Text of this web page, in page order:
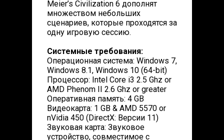
Meier’s Civilization 6 дополнят
множеством небольших
сценариев, которые проходятся за
одну игровую сессию.
Системные требования:
Операционная система: Windows 7,
Windows 8.1, Windows 10 (64-bit)
Процессор: Intel Core i3 2.5 Ghz or
AMD Phenom II 2.6 Ghz or greater
Оперативная память: 4 GB
Видеокарта: 1 GB & AMD 5570 or
nVidia 450 (DirectX: Версии 11)
Звуковая карта: Звуковое
устройство, совместимое с